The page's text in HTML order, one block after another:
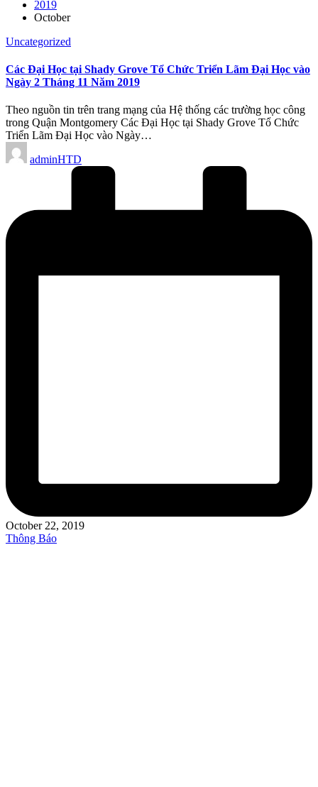
2019
October
Posted
Uncategorized
Các Đại Học tại Shady Grove Tổ Chức Triển Lãm Đại Học vào
Ngày 2 Tháng 11 Năm 2019
Theo nguồn tin trên trang mạng của Hệ thống các trường học công
trong Quận Montgomery Các Đại Học tại Shady Grove Tổ Chức
Triển Lãm Đại Học vào Ngày…
Posted
by
adminHTD
October 22, 2019
Posted
Thông Báo